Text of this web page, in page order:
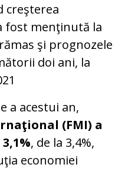
creşterea
fost menţinută la
şi prognozele
doi ani, la
a acestui an,
(FMI) a
, de la 3,4%,
economiei